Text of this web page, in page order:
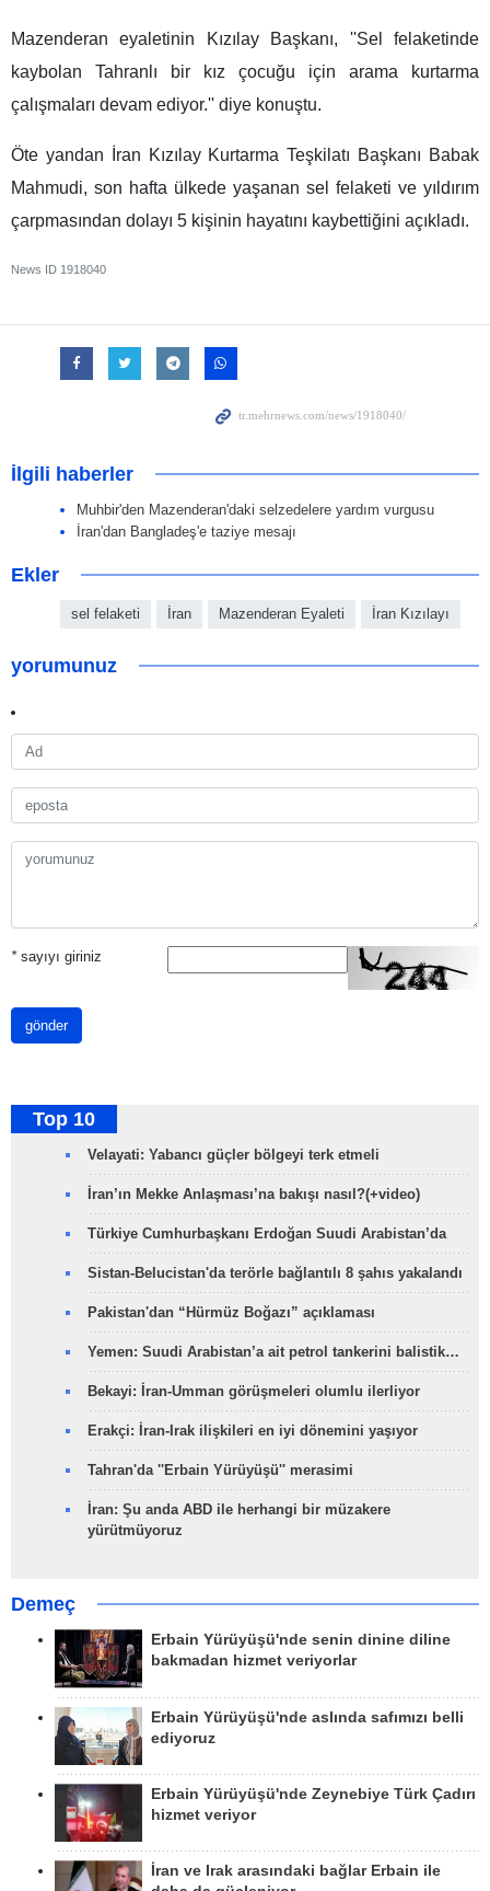
Mazenderan eyaletinin Kızılay Başkanı, ''Sel felaketinde
kaybolan Tahranlı bir kız çocuğu için arama kurtarma
çalışmaları devam ediyor.'' diye konuştu.
Öte yandan İran Kızılay Kurtarma Teşkilatı Başkanı Babak
Mahmudi, son hafta ülkede yaşanan sel felaketi ve yıldırım
çarpmasından dolayı 5 kişinin hayatını kaybettiğini açıkladı.
News ID 1918040
İlgili haberler
Muhbir'den Mazenderan'daki selzedelere yardım vurgusu
İran'dan Bangladeş'e taziye mesajı
Ekler
sel felaketi İran Mazenderan Eyaleti İran Kızılayı
yorumunuz
*sayıyı giriniz
gönder
Top 10
Velayati: Yabancı güçler bölgeyi terk etmeli
İran’ın Mekke Anlaşması’na bakışı nasıl?(+video)
Türkiye Cumhurbaşkanı Erdoğan Suudi Arabistan’da
Sistan-Belucistan'da terörle bağlantılı 8 şahıs yakalandı
Pakistan'dan “Hürmüz Boğazı” açıklaması
Yemen: Suudi Arabistan’a ait petrol tankerini balistik…
Bekayi: İran-Umman görüşmeleri olumlu ilerliyor
Erakçi: İran-Irak ilişkileri en iyi dönemini yaşıyor
Tahran'da ''Erbain Yürüyüşü'' merasimi
İran: Şu anda ABD ile herhangi bir müzakere
yürütmüyoruz
Demeç
Erbain Yürüyüşü'nde senin dinine diline
bakmadan hizmet veriyorlar
Erbain Yürüyüşü'nde aslında safımızı belli
ediyoruz
Erbain Yürüyüşü'nde Zeynebiye Türk Çadırı
hizmet veriyor
İran ve Irak arasındaki bağlar Erbain ile